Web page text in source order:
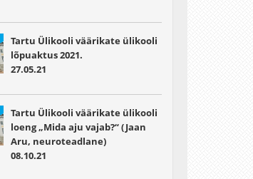
Tartu Ülikooli väärikate ülikooli
lõpuaktus 2021.
27.05.21
Tartu Ülikooli väärikate ülikooli
loeng „Mida aju vajab?“ (Jaan
Aru, neuroteadlane)
08.10.21